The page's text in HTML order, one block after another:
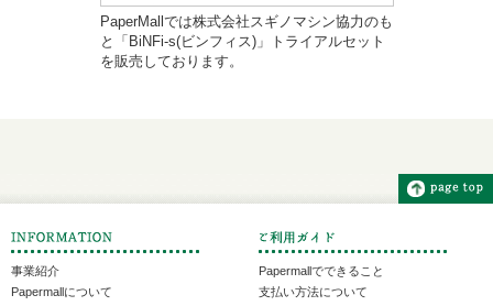
PaperMallでは株式会社スギノマシン協力のも
と「BiNFi-s(ビンフィス)」トライアルセット
を販売しております。
事業紹介
Papermallについて
Papermallでできること
支払い方法について